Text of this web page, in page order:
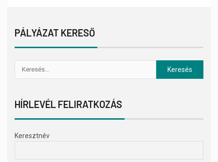
PÁLYÁZAT KERESŐ
HÍRLEVÉL FELIRATKOZÁS
Keresztnév